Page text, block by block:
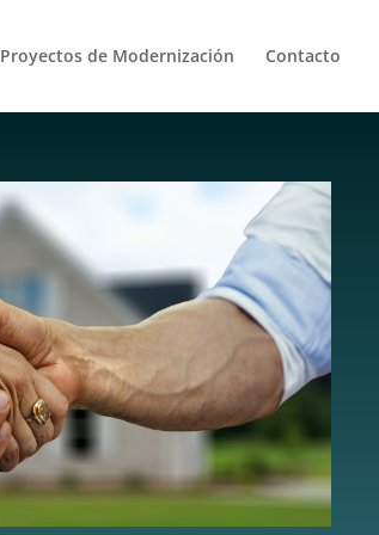
Proyectos de Modernización Contacto